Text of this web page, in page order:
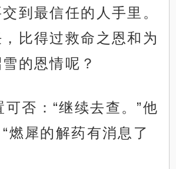
到最信任的人手里。
比得过救命之恩和为
的恩情呢？
可否：“继续去查。”他
燃犀的解药有消息了